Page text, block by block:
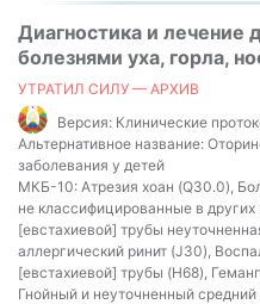
Диагностика и лечение
болезнями уха, горла,
УТРАТИЛ СИЛУ — АРХИВ
Версия: Клинические
Альтернативное название:
заболевания у детей
МКБ-10: Атрезия хоан (Q30.0),
не классифицированные в
[евстахиевой] трубы
аллергический ринит (J30),
[евстахиевой] трубы (H68),
Гнойный и неуточненный